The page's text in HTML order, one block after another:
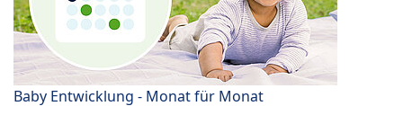
Baby Entwicklung - Monat für Monat